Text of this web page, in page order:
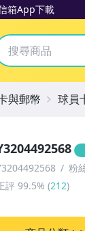
箱App下載
拍賣
粉
評 99.5% (212)
與郵幣 球員